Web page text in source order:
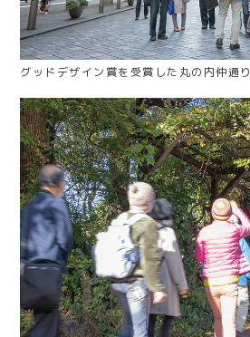
グッドデザイン賞を受賞した丸の内仲通り